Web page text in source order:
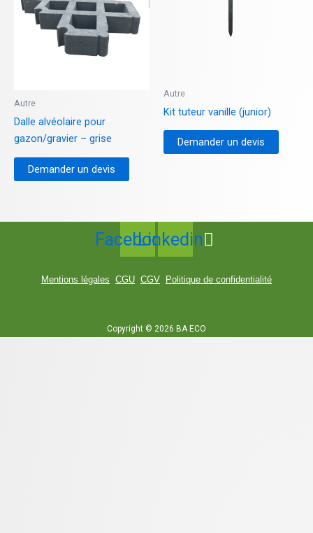
Autre
Dalle alvéolaire pour
gazon/gravier – grise
Demander un devis
Autre
Kit tuteur vanille (junior)
Demander un devis
FacebookLinkedin
Mentions légales CGU CGV Politique de confidentialité
Copyright © 2026 BA ECO